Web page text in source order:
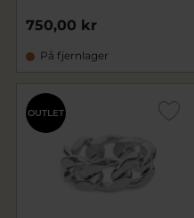
750,00 kr
På fjernlager
OUTLET